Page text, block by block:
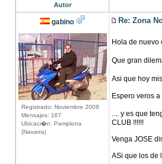
Autor
gabino
Registrado: Noviembre 2008
Mensajes: 167
Ubicaci�n: Pamplona
(Navarra)
Re: Zona
Hola de
Que gran
Asi que hoy
Espero veros
.... y es que
CLUB !!!!!!
Venga JOSE
ASi que los de